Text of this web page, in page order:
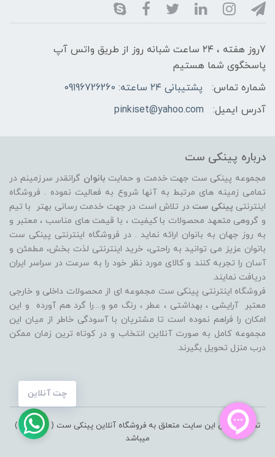
7روز هفته ، ۲۴ ساعت شبانه‌ روز از طریق واتس آپ
پاسخگوی شما هستیم
شماره تماس:
پشتیبانی ۲۴ ساعته: 09196726260
آدرس ایمیل:
pinkiset@yahoo.com
چت آنلاین
درباره پینکی ست
مجموعه پینکی ست جهت خدمت و حمایت بانوان گرانقدر سرزمینم در
تمامی زمینه های مرتبط به آنها شروع به فعالیت نموده . فروشگاه
اینترنتی پینکی ست در تلاش است در جهت خدمت رسانی بهتر با تیم
و گروهی متعهد محصولات با کیفیت ، با قیمت های مناسب ، معتبر و
به روز جهان به بانوان ارائه نماید . در فروشگاه اینترنتی پینکی ست
بانوان عزیز می توانيد به راحتی، خرید اینترنتی لذت بخش، مطمئن و
آسان را تجربه کنند و کالای مورد نظر خود را به سرعت در سراسر ایران
دریافت نمایند.
فروشگاه اینترنتی پینکی ست مجموعه ای از محصولات داخلی و خارجی
معتبر آرایشی ، بهداشتی ، عطر ، رنگ مو و....را گرد هم آورده و اين
امکان را فراهم نموده است تا مشتريان با آسودگی خاطر از ميان اين
مجموعه کامل به صورت آنلاين انتخاب و در کوتاه ترين زمان ممکن
درب منزل تحویل بگیرند.
تمامی حقوق این سایت متعلق به فروشگاه آنلاین پینکی ست ( pinkiset )
میباشد